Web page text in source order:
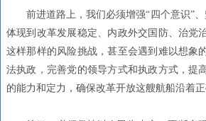
前进道路上，我们必须增强“四个意识”
体现到改革发展稳定、内政外交国防、治党
这样那样的风险挑战，甚至会遇到难以想象
法执政，完善党的领导方式和执政方式，提
的能力和定力，确保改革开放这艘航船沿着正